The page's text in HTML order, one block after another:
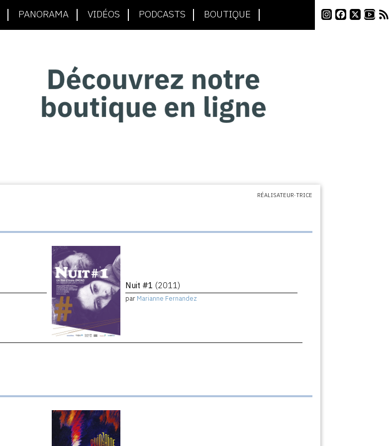
PANORAMA VIDÉOS PODCASTS BOUTIQUE
RÉALISATEUR·TRICE
Nuit #1 (2011)
par Marianne Fernandez